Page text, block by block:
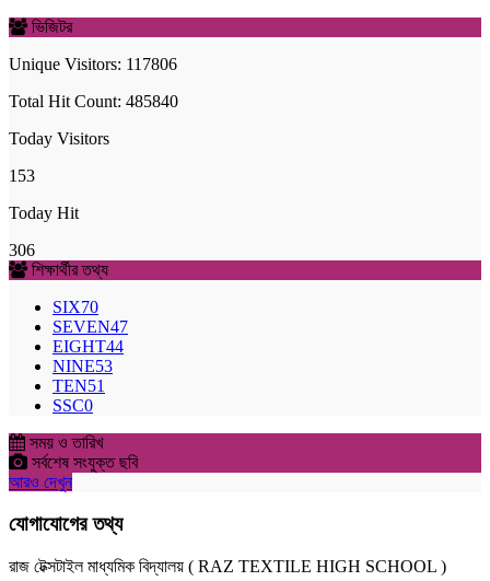
ভিজিটর
Unique Visitors: 117806
Total Hit Count: 485840
Today Visitors
153
Today Hit
306
শিক্ষার্থীর তথ্য
SIX70
SEVEN47
EIGHT44
NINE53
TEN51
SSC0
সময় ও তারিখ
সর্বশেষ সংযুক্ত ছবি
আরও দেখুন
যোগাযোগের তথ্য
রাজ টেক্সটাইল মাধ্যমিক বিদ্যালয় ( RAZ TEXTILE HIGH SCHOOL )